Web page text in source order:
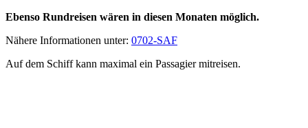
Ebenso Rundreisen wären in diesen Monaten möglich.
Nähere Informationen unter: 0702-SAF
Auf dem Schiff kann maximal ein Passagier mitreisen.